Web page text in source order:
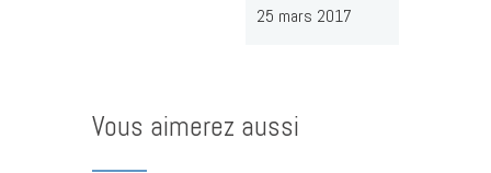
25 mars 2017
Vous aimerez aussi